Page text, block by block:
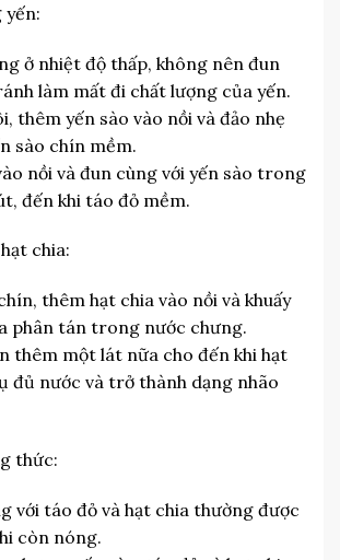
yến:
ở nhiệt độ thấp, không nên đun
làm mất đi chất lượng của yến.
thêm yến sào vào nồi và đảo nhẹ
sào chín mềm.
nồi và đun cùng với yến sào trong
đến khi táo đỏ mềm.
chia:
thêm hạt chia vào nồi và khuấy
phân tán trong nước chưng.
thêm một lát nữa cho đến khi hạt
đủ nước và trở thành dạng nhão
thức:
với táo đỏ và hạt chia thường được
còn nóng.